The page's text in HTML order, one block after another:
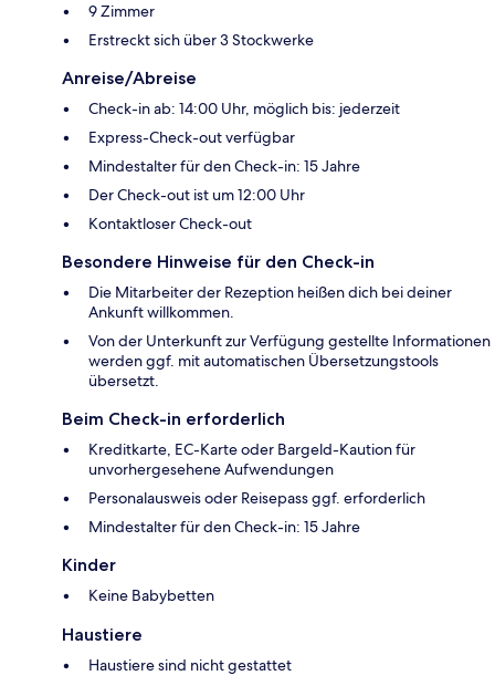
9 Zimmer
Erstreckt sich über 3 Stockwerke
Anreise/Abreise
Check-in ab: 14:00 Uhr, möglich bis: jederzeit
Express-Check-out verfügbar
Mindestalter für den Check-in: 15 Jahre
Der Check-out ist um 12:00 Uhr
Kontaktloser Check-out
Besondere Hinweise für den Check-in
Die Mitarbeiter der Rezeption heißen dich bei deiner
Ankunft willkommen.
Von der Unterkunft zur Verfügung gestellte Informationen
werden ggf. mit automatischen Übersetzungstools
übersetzt.
Beim Check-in erforderlich
Kreditkarte, EC-Karte oder Bargeld-Kaution für
unvorhergesehene Aufwendungen
Personalausweis oder Reisepass ggf. erforderlich
Mindestalter für den Check-in: 15 Jahre
Kinder
Keine Babybetten
Haustiere
Haustiere sind nicht gestattet